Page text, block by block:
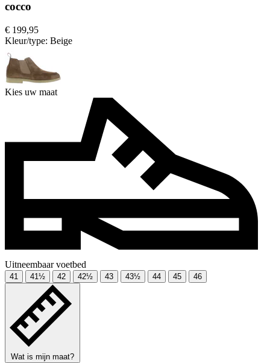
cocco
€ 199,95
Kleur/type: Beige
Kies uw maat
Uitneembaar voetbed
41 41½ 42 42½ 43 43½ 44 45 46
Wat is mijn maat?